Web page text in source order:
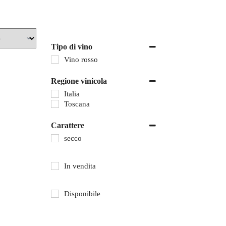
Tipo di vino
Vino rosso
Regione vinicola
Italia
Toscana
Carattere
secco
In vendita
Disponibile